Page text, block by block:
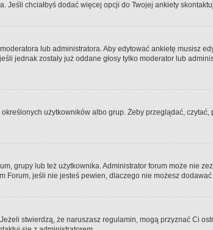
Jeśli chciałbyś dodać więcej opcji do Twojej ankiety
lub administratora. Aby edytować ankietę musisz
jednak zostały już oddane głosy tylko moderator lub
użytkowników albo grup. Żeby przeglądać,
grupy lub też użytkownika. Administrator forum może nie
Forum, jeśli nie jesteś pewien, dlaczego nie możesz dodawać
stwierdzą, że naruszasz regulamin, mogą przyznać Ci